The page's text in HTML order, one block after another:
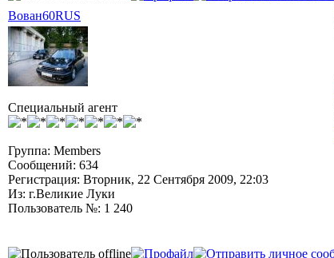
Вован60RUS
Специальный агент
Группа: Members
Сообщений: 634
Регистрация: Вторник, 22 Сентября 2009, 22:03
Из: г.Великие Луки
Пользователь №: 1 240